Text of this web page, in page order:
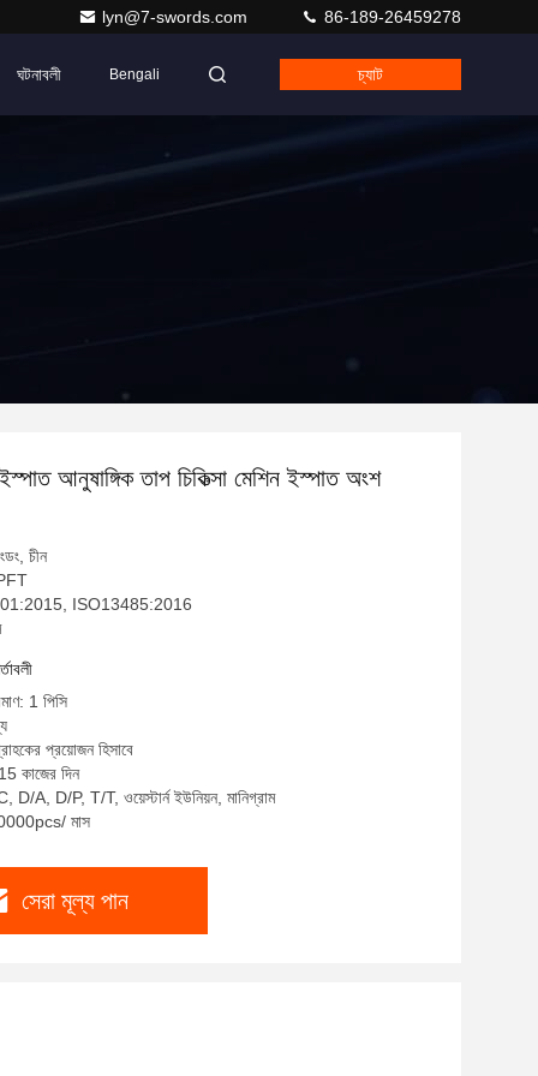
lyn@7-swords.com 86-189-26459278
ঘটনাবলী Bengali চ্যাট
আনুষাঙ্গিক তাপ চিকিত্সা মেশিন ইস্পাত অংশ
চীন
ISO13485:2016
1 পিসি
প্রয়োজন হিসাবে
কাজের দিন
D/A, D/P, T/T, ওয়েস্টার্ন ইউনিয়ন, মানিগ্রাম
মাস
সেরা মূল্য পান